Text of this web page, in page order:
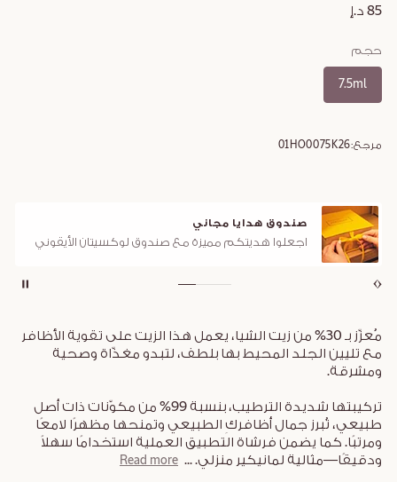
85 د.إ
حجم
7.5ml
مرجع:01HO0075K26
صندوق هدايا مجاني
اجعلوا هديتكم مميزة مع صندوق لوكسيتان الأيقوني
مُعزّز بـ 30% من زيت الشيا، يعمل هذا الزيت على تقوية الأظافر
مع تليين الجلد المحيط بها بلطف، لتبدو مغذّاة وصحية
ومشرقة.
تركيبتها شديدة الترطيب، بنسبة 99% من مكوّنات ذات أصل
طبيعي، تُبرز جمال أظافركِ الطبيعي وتمنحها مظهرًا لامعًا
ومرتبًا. كما يضمن فرشاة التطبيق العملية استخدامًا سهلاً
ودقيقًا—مثالية لمانيكير منزلي....
Read more